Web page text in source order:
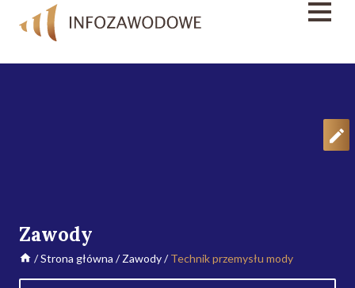
Zawody
/Strona główna /Zawody/Technik przemysłu mody